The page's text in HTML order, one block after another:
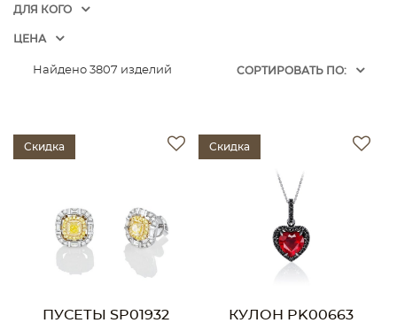
ДЛЯ КОГО
ЦЕНА
Найдено 3807 изделий CОРТИРОВАТЬ ПО:
Скидка
ПУСЕТЫ SP01932
Скидка
КУЛОН PK00663